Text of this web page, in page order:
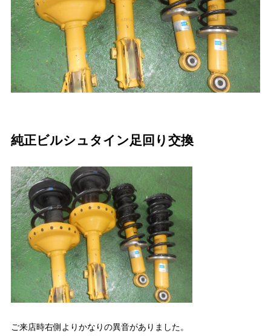
純正ビルシュタイン足回り交換
ご来店時右側よりかなりの異音がありました。